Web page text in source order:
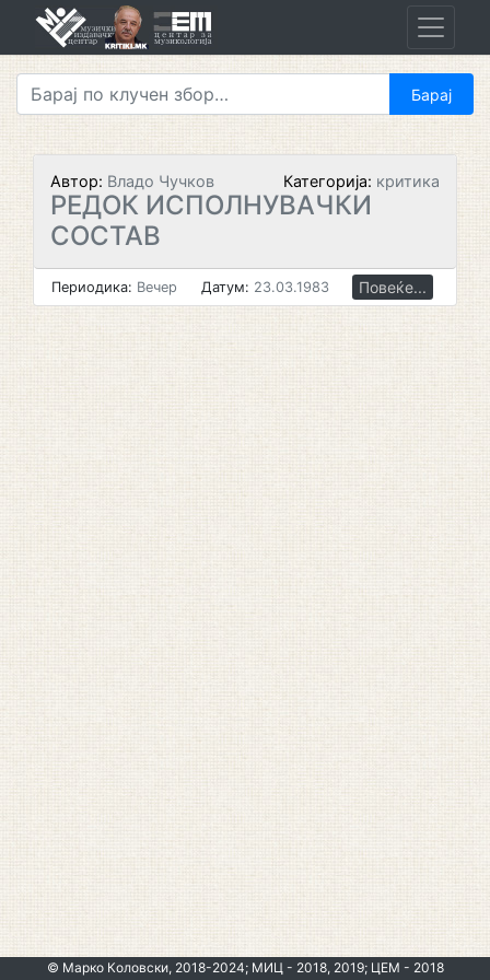
Автор: Владо Чучков Категорија: критика
РЕДОК ИСПОЛНУВАЧКИ
СОСТАВ
Периодика: Вечер Датум: 23.03.1983 Повеќе...
© Марко Коловски, 2018-2024; МИЦ - 2018, 2019; ЦЕМ - 2018